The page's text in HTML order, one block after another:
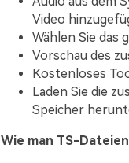
Video
Wählen Sie das
Vorschau des
Kostenloses
Laden Sie die
Speicher
Wie man TS-